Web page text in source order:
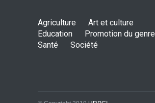
Agriculture
Art et culture
Education
Promotion du genre
Santé
Société